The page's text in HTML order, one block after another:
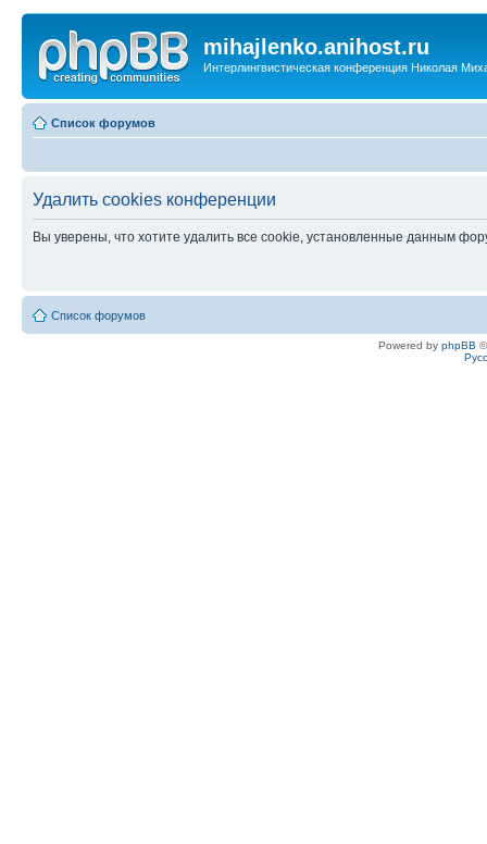
mihajlenko.anihost.ru
Интерлингвистическая конференция Николая
Список форумов
Удалить cookies конференции
Вы уверены, что хотите удалить все cookie, установленные данным
Список форумов
Powered by phpBB